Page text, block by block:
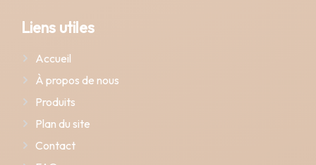
Liens utiles
Accueil
À propos de nous
Produits
Plan du site
Contact